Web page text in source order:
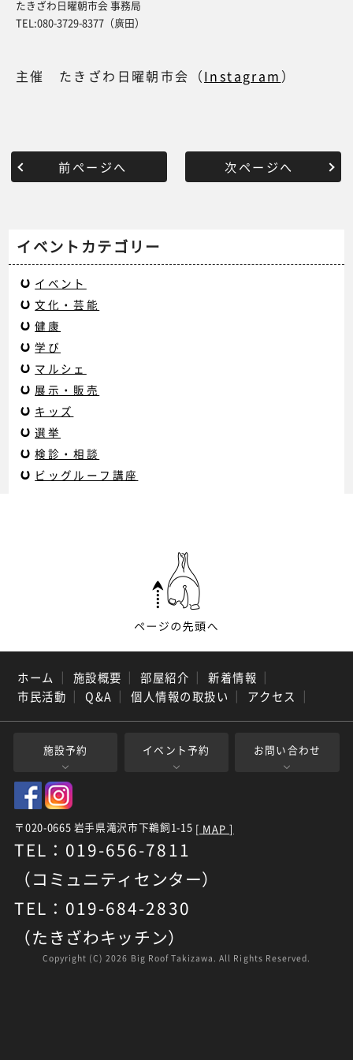
たきざわ日曜朝市会 事務局
TEL:080-3729-8377（廣田）
主催 たきざわ日曜朝市会（Instagram ）
前ページへ 次ページへ
イベントカテゴリー
イベント
文化・芸能
健康
学び
マルシェ
展示・販売
キッズ
選挙
検診・相談
ビッグルーフ講座
ホーム ｜ 施設概要 ｜ 部屋紹介 ｜ 新着情報 ｜
市民活動 ｜ Q&A ｜ 個人情報の取扱い ｜ アクセス ｜
施設予約 イベント予約 お問い合わせ
〒020-0665 岩手県滝沢市下鵜飼1-15 [ MAP ]
TEL：019-656-7811
（コミュニティセンター）
TEL：019-684-2830
（たきざわキッチン）
Copyright (C)2026 Big Roof Takizawa. All Rights Reserved.